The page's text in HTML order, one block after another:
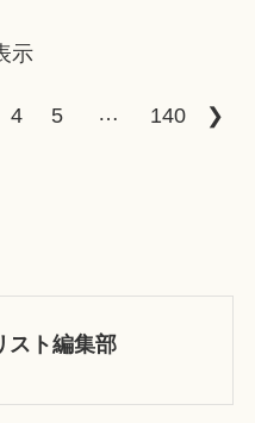
示
4 5 … 140 ❯
スト編集部